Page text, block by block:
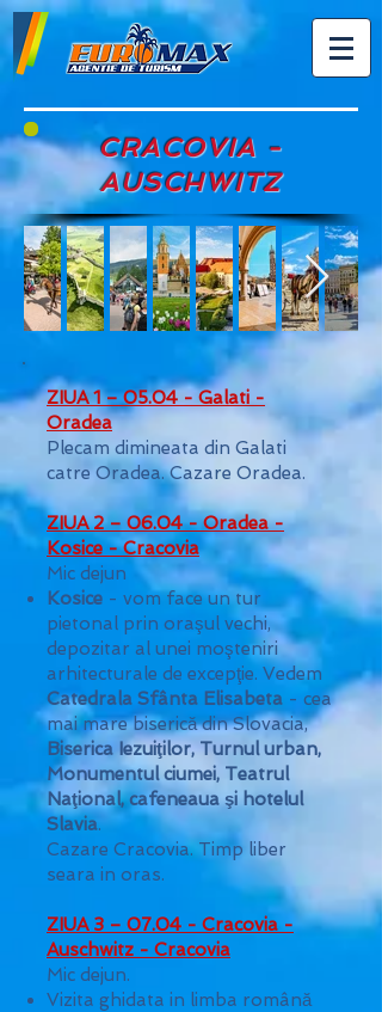
CRACOVIA -
AUSCHWITZ
ZIUA 1 – 05.04 - Galati -
Oradea
Plecam dimineata din Galati
catre Oradea. Cazare Oradea.
ZIUA 2 – 06.04 - Oradea -
Kosice - Cracovia
Mic dejun
Kosice - vom face un tur
pietonal prin oraşul vechi,
depozitar al unei moşteniri
arhitecturale de excepţie. Vedem
Catedrala Sfânta Elisabeta - cea
mai mare biserică din Slovacia,
Biserica Iezuiţilor, Turnul urban,
Monumentul ciumei, Teatrul
Naţional, cafeneaua şi hotelul
Slavia.
Cazare Cracovia. Timp liber
seara in oras.
ZIUA 3 – 07.04 - Cracovia -
Auschwitz - Cracovia
Mic dejun.
Vizita ghidata in limba română